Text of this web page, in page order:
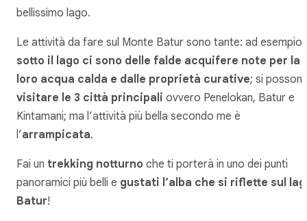
bellissimo lago.
Le attività da fare sul Monte Batur sono tante: ad esempio
sotto il lago ci sono delle falde acquifere note per la
loro acqua calda e dalle proprietà curative; si
visitare le 3 città principali ovvero Penelokan, Batur e
Kintamani; ma l’attività più bella secondo me è
l’arrampicata.
Fai un trekking notturno che ti porterà in uno dei punti
panoramici più belli e gustati l’alba che si riflette sul
Batur!